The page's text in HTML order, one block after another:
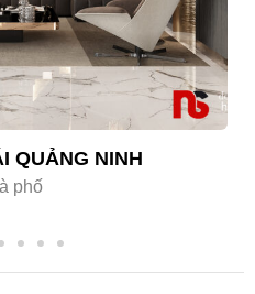
QUẢNG NINH
phố